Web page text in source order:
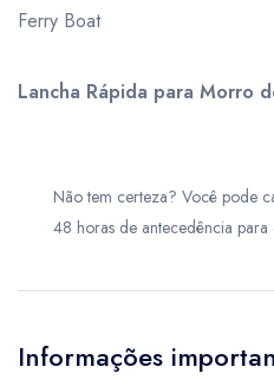
Ferry Boat
Lancha Rápida para Morro
Não tem certeza? Você pode
48 horas de antecedência
Informações